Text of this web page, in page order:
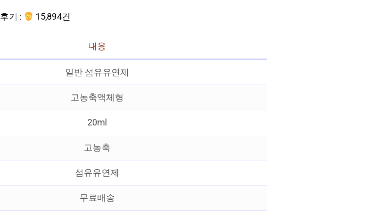
기 :
15,894건
내용
일반 섬유유연제
고농축액체형
20ml
고농축
섬유유연제
무료배송